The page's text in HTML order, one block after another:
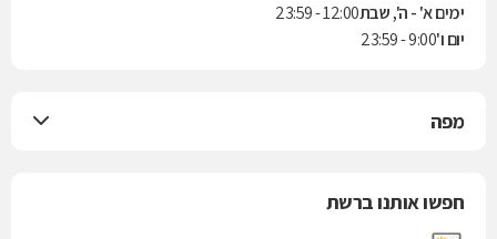
ימים א' - ה', שבת12:00 - 23:59
יום ו'9:00 - 23:59
מפה
חפשו אותנו ברשת